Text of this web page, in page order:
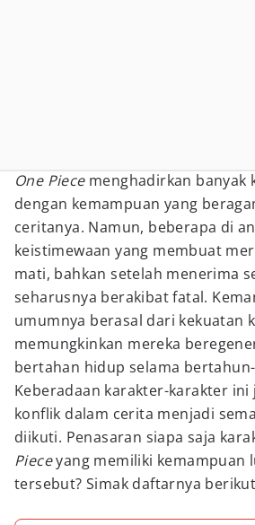
One Piece menghadirkan banyak
dengan kemampuan yang
ceritanya. Namun, beberapa di
keistimewaan yang membuat
mati, bahkan setelah menerima
seharusnya berakibat fatal.
umumnya berasal dari kekuatan
memungkinkan mereka
bertahan hidup selama
Keberadaan karakter-karakter
konflik dalam cerita menjadi
diikuti. Penasaran siapa saja
Pieceyang memiliki kemampuan
tersebut? Simak daftarnya